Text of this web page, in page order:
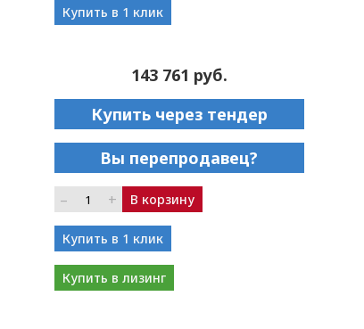
Купить в 1 клик
143 761 руб.
Купить через тендер
Вы перепродавец?
– + В корзину
Купить в 1 клик
Купить в лизинг